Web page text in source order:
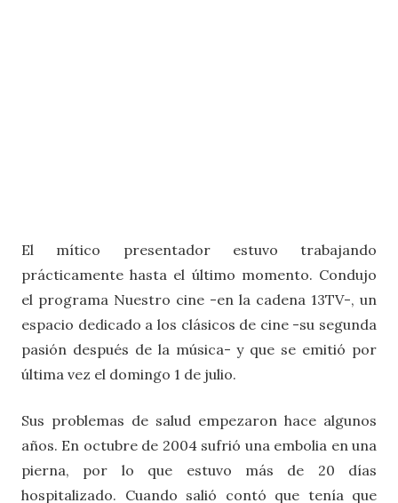
El mítico presentador estuvo trabajando
prácticamente hasta el último momento. Condujo
el programa Nuestro cine -en la cadena 13TV-, un
espacio dedicado a los clásicos de cine -su segunda
pasión después de la música- y que se emitió por
última vez el domingo 1 de julio.
Sus problemas de salud empezaron hace algunos
años. En octubre de 2004 sufrió una embolia en una
pierna, por lo que estuvo más de 20 días
hospitalizado. Cuando salió contó que tenía que